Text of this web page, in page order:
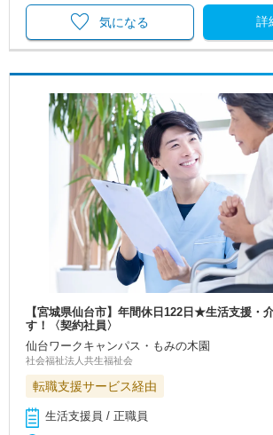
詳
気になる
【宮城県仙台市】年間休日122日★生活支援・
す！〈契約社員〉
仙台ワークキャンパス・もみの木園
社会福祉法人共生福祉会
転職支援サービス経由
生活支援員 / 正職員